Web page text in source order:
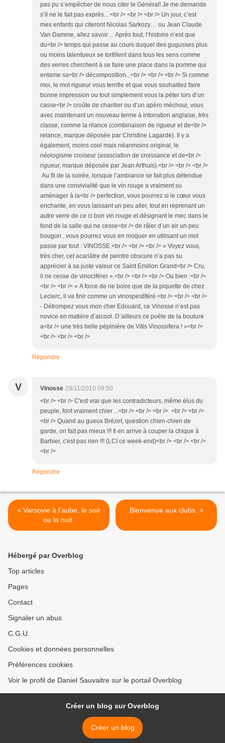
pas pu s’empêcher de nous citer le Général! Je me demande
s’il ne le fait pas exprès…<br /> <br /> <br /> Un jour, c’est
mes enfants qui citeront Nicolas Sarkozy… ou Jean Claude
Van Damme, allez savoir… Après tout, l’histoire n’est que
du<br /> temps qui passe au cours duquel des gugusses plus
ou moins talentueux se tortillent dans tous les sens comme
des verres cherchent à se faire une place dans la pomme qui
entame sa<br /> décomposition...<br /> <br /> <br /> Si comme
moi, le mot rigueur vous terrifie et que vous souhaitiez faire
bonne impression ou tout simplement vous la péter lors d’un
casse<br /> croûte de chantier ou d’un apéro méchoui, vous
avec maintenant un nouveau terme à intonation anglaise, très
classe, comme la rilance (combinaison de rigueur et de<br />
relance, marque déposée par Christine Lagarde). Il y a
également, moins cool mais néanmoins original, le
néologisme croiseur (association de croissance et de<br />
rigueur, marque déposée par Jean Arthuis).<br /> <br /> <br />
Au fil de la soirée, lorsque l’ambiance se fait plus détendue
dans une convivialité que le vin rouge a vraiment su
aménager à la<br /> perfection, vous pourrez si le cœur vous
enchante, en vous laissant un peu aller, tout en reprenant un
autre verre de ce ci bon vin rouge et désignant le mec dans le
fond de la salle qui ne cesse<br /> de râler d’un air un peu
bougon , vous pourrez vous en moquer en utilisant un mot
passe par tout : VINOSSE.<br /> <br /> <br /> « Voyez vous,
très cher, cet acariâtre de peintre obscure n’a pas su
apprécier à sa juste valeur ce Saint Emilion Grand<br /> Cru,
il ne cesse de vinociférer ».<br /> <br /> <br /> Ou bien :<br />
<br /> <br /> « A force de ne boire que de la piquette de chez
Leclerc, il va finir comme un vinospestiféré.<br /> <br /> <br />
- Détrompez vous mon cher Edouard, ce Vinosse n’est pas
novice en matière d’alcool. D’ailleurs ce poète de la bouture
a<br /> une très belle pépinière de Vitis Vinossifera ! »<br />
<br /> <br /> <br />
Répondre
V Vinosse 29/11/2010 09:50
<br /> <br /> C'est vrai que les contradicteurs, même élus du
peuple, font vraiment chier ...<br /> <br /> <br /> <br /> <br />
<br /> Quand au gueux Brézet, question chien-chien de
garde, on fait pas mieux !!! Il en arrive à couper la chique à
Barbier, c'est pas rien !!! (LCI ce week-end)<br /> <br /> <br />
<br />
Répondre
< Varsovie à l’aube, le soir
ou la nuit.
Bienvenue aux clubs. >
Hébergé par Overblog
Top articles
Pages
Contact
Signaler un abus
C.G.U.
Cookies et données personnelles
Préférences cookies
Voir le profil de Daniel Sauvaitre sur le portail Overblog
Créer un blog sur Overblog
Créer un blog